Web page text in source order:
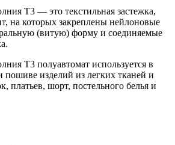
Т3 — это текстильная застежка,
на которых закреплены нейлоновые
(витую) форму и соединяемые
Т3 полуавтомат используется в
пошиве изделий из легких тканей и
платьев, шорт, постельного белья и